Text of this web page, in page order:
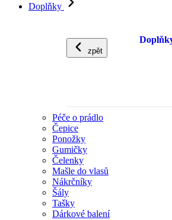
Doplňky
zpět
Péče o prádlo
Čepice
Ponožky
Gumičky
Čelenky
Mašle do vlasů
Nákrčníky
Šály
Tašky
Dárkové balení